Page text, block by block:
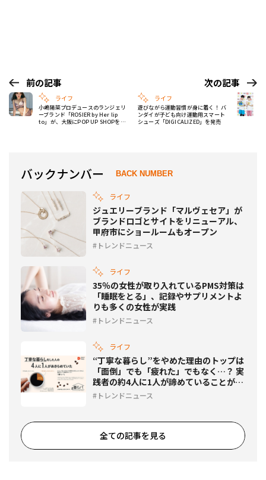
前の記事
ライフ
小嶋陽菜プロデュースのランジェリ
ーブランド「ROSIER by Her lip
to」が、大阪にPOP UP SHOPをオ
次の記事
ライフ
遊びながら運動習慣が身に着く！ バ
ンダイが子ども向け運動用スマート
シューズ「DIGICALIZED」を発売
バックナンバー BACK NUMBER
ライフ
ジュエリーブランド「マルヴェセア」が
ブランドロゴとサイトをリニューアル、
甲府市にショールームもオープン
トレンドニュース
ライフ
35％の女性が取り入れているPMS対策は
「睡眠をとる」、記録やサプリメントよ
りも多くの女性が実践
トレンドニュース
ライフ
“丁寧な暮らし”をやめた理由のトップは
「面倒」でも「疲れた」でもなく…？ 実
践者の約4人に1人が諦めていることが判
明トレンドニュース
全ての記事を見る